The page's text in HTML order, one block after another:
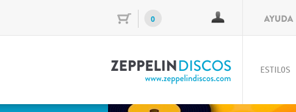
0
ESTILOS